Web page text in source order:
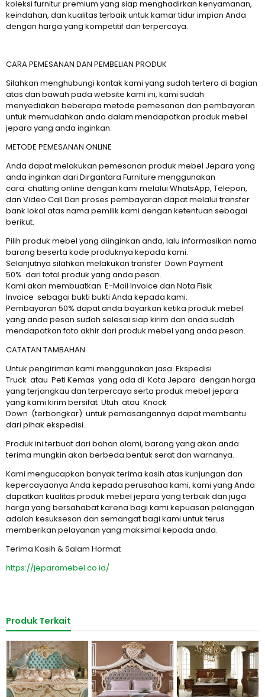
koleksi furnitur premium yang siap menghadirkan kenyamanan,
keindahan, dan kualitas terbaik untuk kamar tidur impian Anda
dengan harga yang kompetitif dan terpercaya.
CARA PEMESANAN DAN PEMBELIAN PRODUK
Silahkan menghubungi kontak kami yang sudah tertera di bagian
atas dan bawah pada website kami ini, kami sudah
menyediakan beberapa metode pemesanan dan pembayaran
untuk memudahkan anda dalam mendapatkan produk mebel
jepara yang anda inginkan.
METODE PEMESANAN ONLINE
Anda dapat melakukan pemesanan produk mebel Jepara yang
anda inginkan dari Dirgantara Furniture menggunakan
cara chatting online dengan kami melalui WhatsApp, Telepon,
dan Video Call Dan proses pembayaran dapat melalui transfer
bank lokal atas nama pemilik kami dengan ketentuan sebagai
berikut.
Pilih produk mebel yang diinginkan anda, lalu informasikan nama
barang beserta kode produknya kepada kami.
Selanjutnya silahkan melakukan transfer Down Payment
50% dari total produk yang anda pesan.
Kami akan membuatkan E-Mail Invoice dan Nota Fisik
Invoice sebagai bukti bukti Anda kepada kami.
Pembayaran 50% dapat anda bayarkan ketika produk mebel
yang anda pesan sudah selesai siap kirim dan anda sudah
mendapatkan foto akhir dari produk mebel yang anda pesan.
CATATAN TAMBAHAN
Untuk pengiriman kami menggunakan jasa Ekspedisi
Truck atau Peti Kemas yang ada di Kota Jepara dengan harga
yang terjangkau dan terpercaya serta produk mebel jepara
yang kami kirim bersifat Utuh atau Knock
Down (terbongkar) untuk pemasangannya dapat membantu
dari pihak ekspedisi.
Produk ini terbuat dari bahan alami, barang yang akan anda
terima mungkin akan berbeda bentuk serat dan warnanya.
Kami mengucapkan banyak terima kasih atas kunjungan dan
kepercayaanya Anda kepada perusahaa kami, kami yang Anda
dapatkan kualitas produk mebel jepara yang terbaik dan juga
harga yang bersahabat karena bagi kami kepuasan pelanggan
adalah kesuksesan dan semangat bagi kami untuk terus
memberikan pelayanan yang maksimal kepada anda.
Terima Kasih & Salam Hormat
https://jeparamebel.co.id/
Produk Terkait